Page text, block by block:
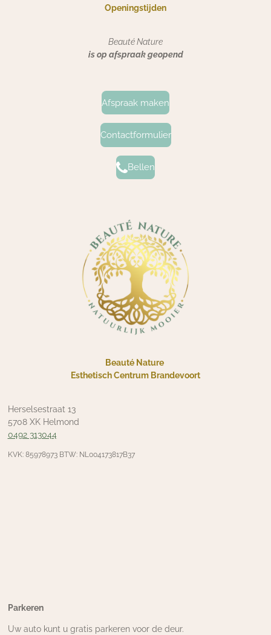
Openingstijden
Beauté Nature
is op afspraak geopend
Afspraak maken
Contactformulier
Bellen
Beauté Nature
Esthetisch Centrum Brandevoort
Herselsestraat 13
5708 XK Helmond
0492 313044
KVK: 85978973 BTW: NL004173817B37
Parkeren
Uw auto kunt u gratis parkeren voor de deur.